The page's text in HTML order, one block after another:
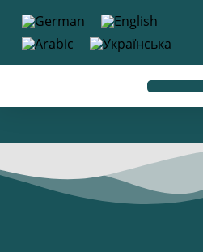
вмісту